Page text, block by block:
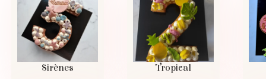
Sirènes Tropical